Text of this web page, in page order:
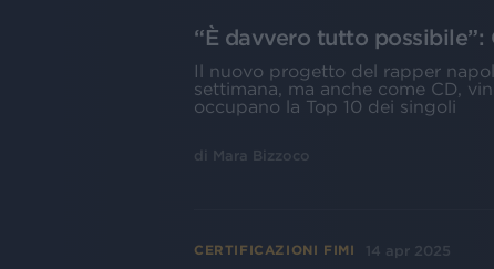
“È davvero tutto
Il nuovo progetto del rapper
settimana, ma anche come CD,
occupano la Top 10 dei singoli
di Mara Bizzoco
CERTIFICAZIONI FIMI 14 apr 2025